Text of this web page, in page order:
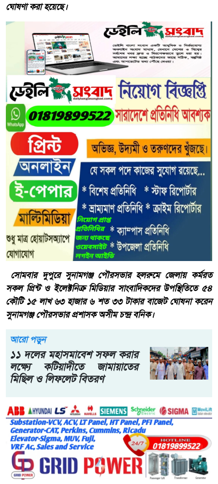
ঘোষণা করা হয়েছে।
সোমবার দুপুরে সুনামগঞ্জ পৌরসভার হলরুমে জেলায় কর্মরত
সকল প্রিন্ট ও ইলেক্টনিক্র মিডিয়ার সাংবাদিকদের উপস্থিতিতে ৫৪
কৌটি ১৫ লাখ ৬৩ হাজার ৬ শত ৩৩ টাকার বাজেট ঘোষনা করেন
সুনামগঞ্জ পৌরসভার প্রশাসক অসীম চন্দ্র বনিক।
আরো পড়ুন
১১ দলের মহাসমাবেশ সফল করার
লক্ষ্যে কটিয়াদীতে জামায়াতের
মিছিল ও লিফলেট বিতরণ